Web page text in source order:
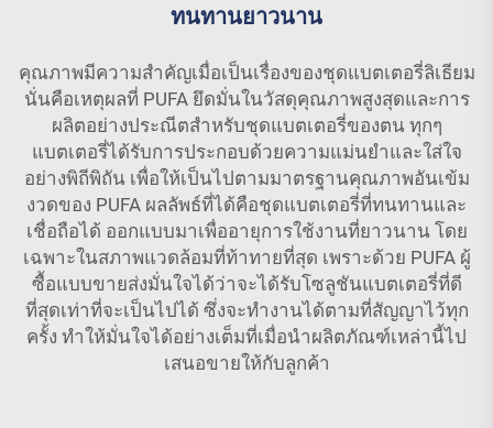
ทนทานยาวนาน
คุณภาพมีความสำคัญเมื่อเป็นเรื่องของชุดแบตเตอรี่ลิเธียม
นั่นคือเหตุผลที่ PUFA ยึดมั่นในวัสดุคุณภาพสูงสุดและการ
ผลิตอย่างประณีตสำหรับชุดแบตเตอรี่ของตน ทุกๆ
แบตเตอรี่ได้รับการประกอบด้วยความแม่นยำและใส่ใจ
อย่างพิถีพิถัน เพื่อให้เป็นไปตามมาตรฐานคุณภาพอันเข้ม
งวดของ PUFA ผลลัพธ์ที่ได้คือชุดแบตเตอรี่ที่ทนทานและ
เชื่อถือได้ ออกแบบมาเพื่ออายุการใช้งานที่ยาวนาน โดย
เฉพาะในสภาพแวดล้อมที่ท้าทายที่สุด เพราะด้วย PUFA ผู้
ซื้อแบบขายส่งมั่นใจได้ว่าจะได้รับโซลูชันแบตเตอรี่ที่ดี
ที่สุดเท่าที่จะเป็นไปได้ ซึ่งจะทำงานได้ตามที่สัญญาไว้ทุก
ครั้ง ทำให้มั่นใจได้อย่างเต็มที่เมื่อนำผลิตภัณฑ์เหล่านี้ไป
เสนอขายให้กับลูกค้า